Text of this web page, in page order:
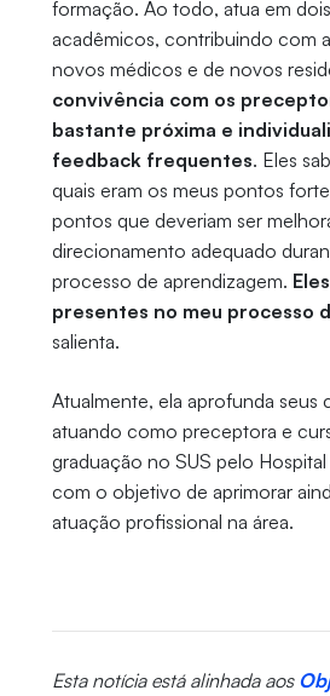
formação. Ao todo, atua em
acadêmicos, contribuindo com
novos médicos e de novos
convivência com os
bastante próxima e
feedback frequentes. Eles
quais eram os meus pontos
pontos que deveriam ser
direcionamento adequado
processo de aprendizagem.
presentes no meu processo
salienta.
Atualmente, ela aprofunda seus
atuando como preceptora e
graduação no SUS pelo
com o objetivo de aprimorar
atuação profissional na área.
Esta notícia está alinhada aos